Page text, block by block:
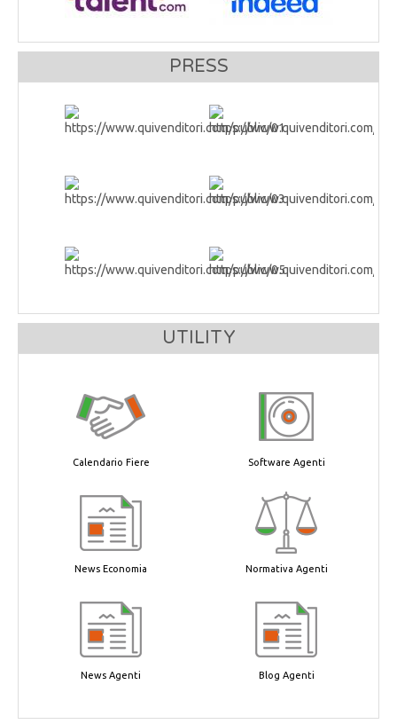
PRESS
UTILITY
Calendario Fiere Software Agenti
News Economia Normativa Agenti
News Agenti Blog Agenti